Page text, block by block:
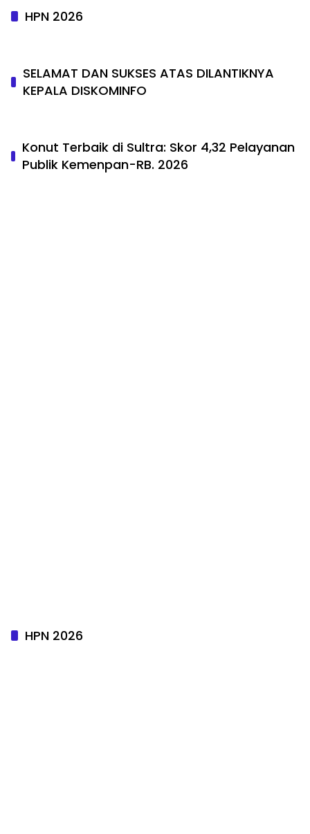
HPN 2026
SELAMAT DAN SUKSES ATAS DILANTIKNYA
KEPALA DISKOMINFO
Konut Terbaik di Sultra: Skor 4,32 Pelayanan
Publik Kemenpan-RB. 2026